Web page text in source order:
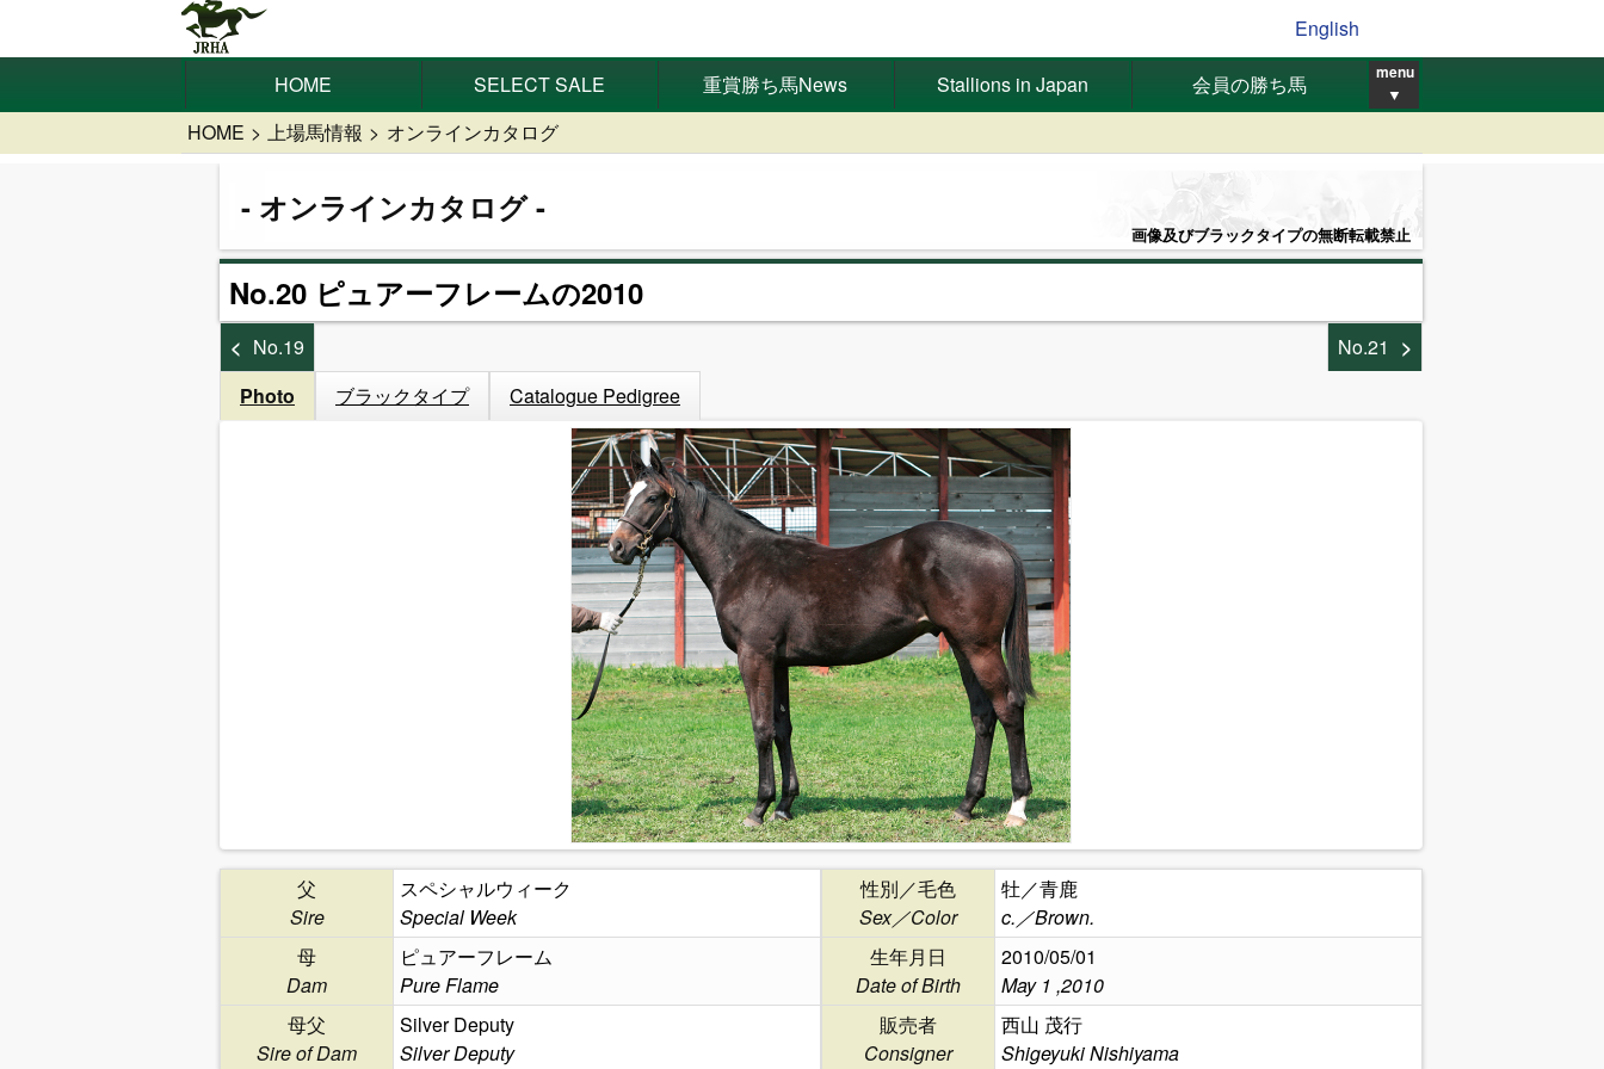
English
HOME SELECT SALE 重賞勝ち馬News Stallions in Japan 会員の勝ち馬 menu
▼
HOME 上場馬情報 オンラインカタログ
オンラインカタログ
画像及びブラックタイプの無断転載禁止
No.20 ピュアーフレームの2010
No.19
No.21
Photo
ブラックタイプ Catalogue Pedigree
父
Sire
スペシャルウィーク
Special Week
母
Dam
ピュアーフレーム
Pure Flame
母父
Sire of Dam
Silver Deputy
Silver Deputy
性別／毛色
Sex／Color
牡／青鹿
c.／Brown.
生年月日
Date of Birth
2010/05/01
May 1 ,2010
販売者
Consigner
西山 茂行
Shigeyuki Nishiyama